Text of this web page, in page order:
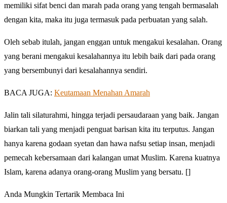
memiliki sifat benci dan marah pada orang yang tengah bermasalah
dengan kita, maka itu juga termasuk pada perbuatan yang salah.
Oleh sebab itulah, jangan enggan untuk mengakui kesalahan. Orang
yang berani mengakui kesalahannya itu lebih baik dari pada orang
yang bersembunyi dari kesalahannya sendiri.
BACA JUGA: Keutamaan Menahan Amarah
Jalin tali silaturahmi, hingga terjadi persaudaraan yang baik. Jangan
biarkan tali yang menjadi penguat barisan kita itu terputus. Jangan
hanya karena godaan syetan dan hawa nafsu setiap insan, menjadi
pemecah kebersamaan dari kalangan umat Muslim. Karena kuatnya
Islam, karena adanya orang-orang Muslim yang bersatu. []
Anda Mungkin Tertarik Membaca Ini